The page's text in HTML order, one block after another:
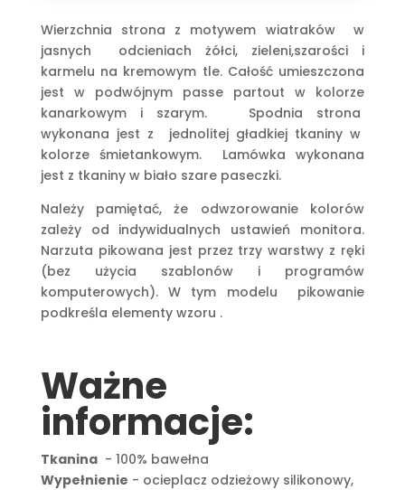
Wierzchnia strona z motywem wiatraków w
jasnych odcieniach żółci, zieleni,szarości i
karmelu na kremowym tle. Całość umieszczona
jest w podwójnym passe partout w kolorze
kanarkowym i szarym. Spodnia strona
wykonana jest z jednolitej gładkiej tkaniny w
kolorze śmietankowym. Lamówka wykonana
jest z tkaniny w biało szare paseczki.
Należy pamiętać, że odwzorowanie kolorów
zależy od indywidualnych ustawień monitora.
Narzuta pikowana jest przez trzy warstwy z ręki
(bez użycia szablonów i programów
komputerowych). W tym modelu pikowanie
podkreśla elementy wzoru .
Ważne
informacje:
Tkanina- 100% bawełna
Wypełnienie - ocieplacz odzieżowy silikonowy,